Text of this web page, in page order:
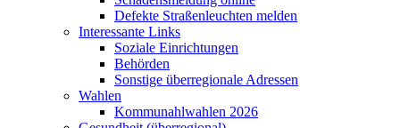
Defekte Straßenleuchten melden
Interessante Links
Soziale Einrichtungen
Behörden
Sonstige überregionale Adressen
Wahlen
Kommunahlwahlen 2026